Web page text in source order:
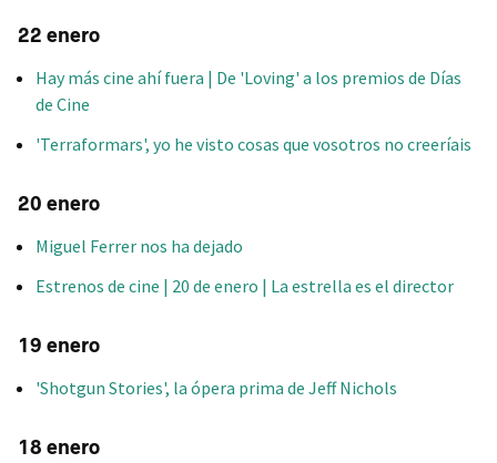
22 enero
Hay más cine ahí fuera | De 'Loving' a los premios de Días
de Cine
'Terraformars', yo he visto cosas que vosotros no creeríais
20 enero
Miguel Ferrer nos ha dejado
Estrenos de cine | 20 de enero | La estrella es el director
19 enero
'Shotgun Stories', la ópera prima de Jeff Nichols
18 enero